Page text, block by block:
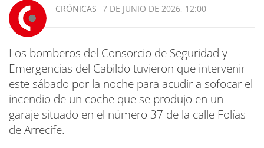
CRÓNICAS 7 DE JUNIO DE 2026, 12:00
Los bomberos del Consorcio de Seguridad y
Emergencias del Cabildo tuvieron que intervenir
este sábado por la noche para acudir a sofocar el
incendio de un coche que se produjo en un
garaje situado en el número 37 de la calle Folías
de Arrecife.